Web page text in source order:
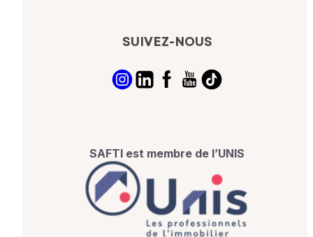
SUIVEZ-NOUS
SAFTI est membre de l’UNIS